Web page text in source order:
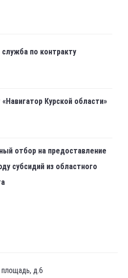
служба по контракту
Курской области»
отбор на предоставление
субсидий из областного
площадь, д.6